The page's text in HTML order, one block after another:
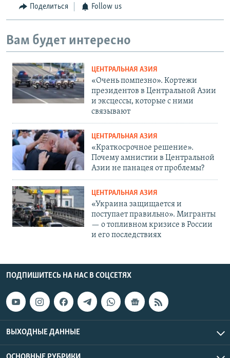
Поделиться Follow us
Вам будет интересно
ЦЕНТРАЛЬНАЯ АЗИЯ
«Очень помпезно». Кортежи
президентов в Центральной Азии
и эксцессы, которые с ними
связывают
ЦЕНТРАЛЬНАЯ АЗИЯ
«Краткосрочное решение».
Почему амнистии в Центральной
Азии не панацея от проблемы?
ЦЕНТРАЛЬНАЯ АЗИЯ
«Украина защищается и
поступает правильно». Мигранты
— о топливном кризисе в России
и его последствиях
ПОДПИШИТЕСЬ НА НАС В СОЦСЕТЯХ
ВЫХОДНЫЕ ДАННЫЕ